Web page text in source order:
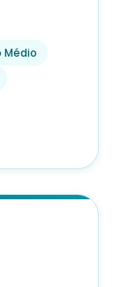
Médio